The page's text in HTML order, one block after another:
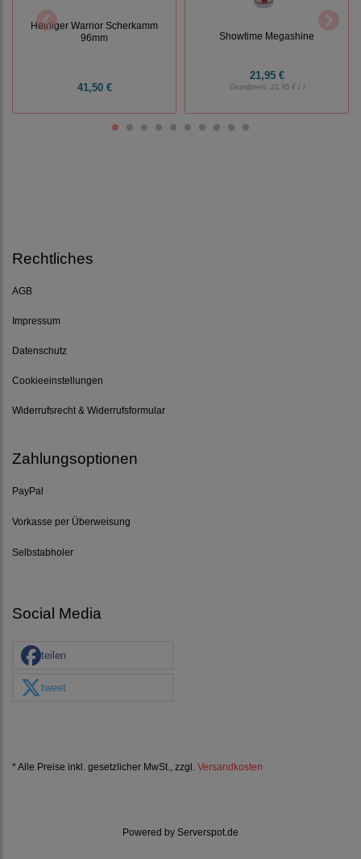
Heiniger Warrior Scherkamm
96mm
41,50 €
Showtime Megashine
21,95 €
Grundpreis: 21,95 € / l
Rechtliches
AGB
Impressum
Datenschutz
Cookieeinstellungen
Widerrufsrecht & Widerrufsformular
Zahlungsoptionen
PayPal
Vorkasse per Überweisung
Selbstabholer
Social Media
teilen
tweet
* Alle Preise inkl. gesetzlicher MwSt., zzgl. Versandkosten
Powered by Serverspot.de